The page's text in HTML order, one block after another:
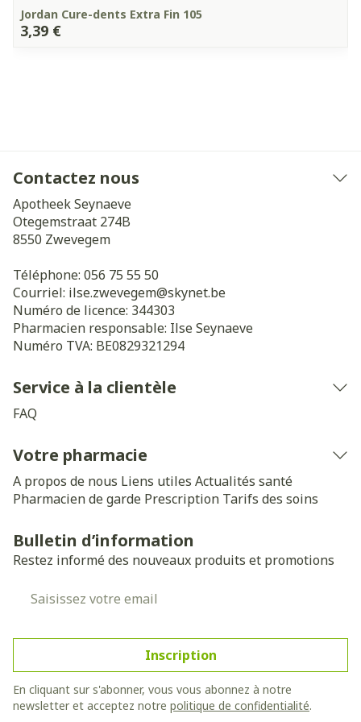
Jordan Cure-dents Extra Fin 105
3,39 €
Contactez nous
Apotheek Seynaeve
Otegemstraat 274B
8550 Zwevegem
Téléphone: 056 75 55 50
Courriel: ilse.zwevegem@skynet.be
Numéro de licence: 344303
Pharmacien responsable: Ilse Seynaeve
Numéro TVA: BE0829321294
Service à la clientèle
FAQ
Votre pharmacie
A propos de nous Liens utiles Actualités santé
Pharmacien de garde Prescription Tarifs des soins
Bulletin d’information
Restez informé des nouveaux produits et promotions
Inscription
En cliquant sur s'abonner, vous vous abonnez à notre
newsletter et acceptez notre politique de confidentialité.